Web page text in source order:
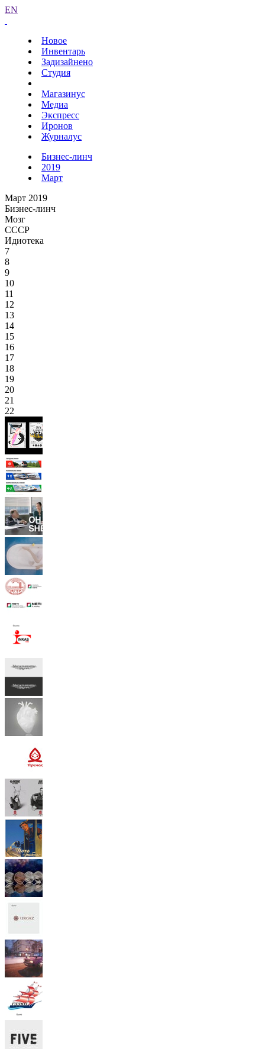
EN
Новое
Инвентарь
Задизайнено
Студия
Магазинус
Медиа
Экспресс
Иронов
Журналус
Бизнес-линч
2019
Март
Март 2019
Бизнес-линч
Мозг
СССР
Идиотека
7
8
9
10
11
12
13
14
15
16
17
18
19
20
21
22